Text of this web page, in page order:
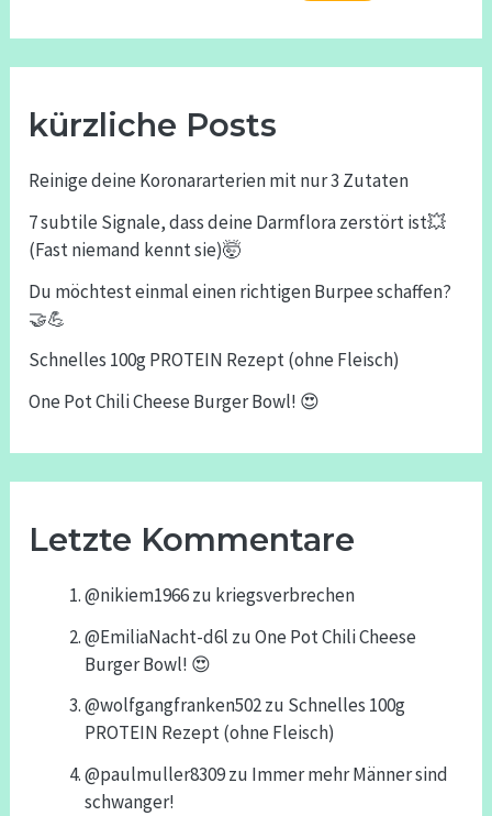
kürzliche Posts
Reinige deine Koronararterien mit nur 3 Zutaten
7 subtile Signale, dass deine Darmflora zerstört ist💥
(Fast niemand kennt sie)🤯
Du möchtest einmal einen richtigen Burpee schaffen?
🤝💪
Schnelles 100g PROTEIN Rezept (ohne Fleisch)
One Pot Chili Cheese Burger Bowl! 😍
Letzte Kommentare
@nikiem1966zu kriegsverbrechen
@EmiliaNacht-d6l zuOne Pot Chili Cheese
Burger Bowl! 😍
@wolfgangfranken502zu Schnelles 100g
PROTEIN Rezept (ohne Fleisch)
@paulmuller8309zu Immer mehr Männer sind
schwanger!